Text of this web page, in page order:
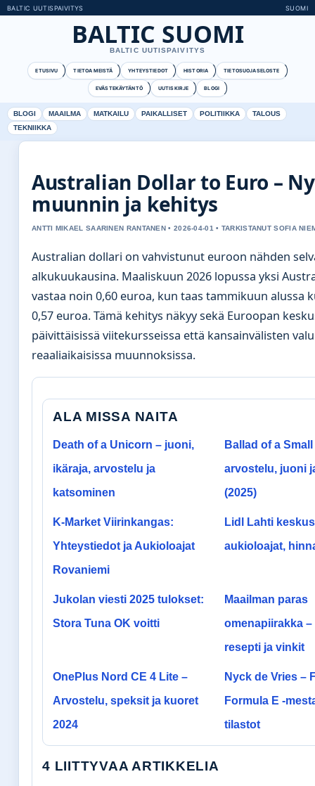
BALTIC UUTISPAIVITYS SUOMI
BALTIC SUOMI
BALTIC UUTISPAIVITYS
ETUSIVU TIETOA MEISTÄ YHTEYSTIEDOT HISTORIA TIETOSUOJASELOSTE
EVÄSTEKÄYTÄNTÖ UUTISKIRJE BLOGI
BLOGI MAAILMA MATKAILU PAIKALLISET POLITIIKKA
TALOUS
TEKNIIKKA
Australian Dollar to Euro –
muunnin ja kehitys
ANTTI MIKAEL SAARINEN RANTANEN • 2026-04-01 • TARKISTANUT SOFIA
Australian dollari on vahvistunut euroon nähden
alkukuukausina. Maaliskuun 2026 lopussa yksi
vastaa noin 0,60 euroa, kun taas tammikuun alussa
0,57 euroa. Tämä kehitys näkyy sekä Euroopan
päivittäisissä viitekursseissa että kansainvälisten
reaaliaikaisissa muunnoksissa.
ALA MISSA NAITA
Death of a Unicorn – juoni,
ikäraja, arvostelu ja
katsominen
Ballad of a
arvostelu, juoni
(2025)
K-Market Viirinkangas:
Yhteystiedot ja Aukioloajat
Rovaniemi
Lidl Lahti
aukioloajat,
Jukolan viesti 2025 tulokset:
Stora Tuna OK voitti
Maailman paras
omenapiirakka
resepti ja vinkit
OnePlus Nord CE 4 Lite –
Arvostelu, speksit ja kuoret
2024
Nyck de Vries –
Formula E -
tilastot
4 LIITTYVAA ARTIKKELIA